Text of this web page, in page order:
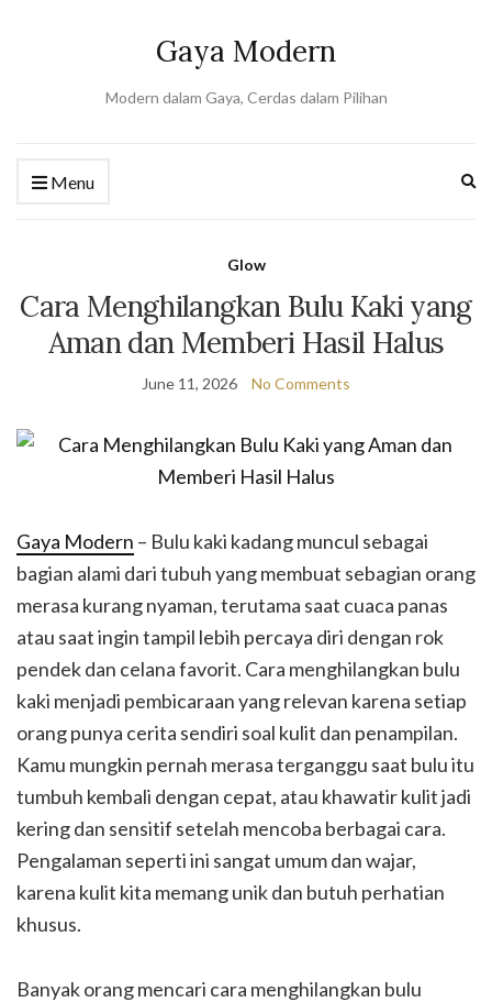
Gaya Modern
Modern dalam Gaya, Cerdas dalam Pilihan
Menu
Glow
Cara Menghilangkan Bulu Kaki yang
Aman dan Memberi Hasil Halus
June 11, 2026 No Comments
Gaya Modern – Bulu kaki kadang muncul sebagai
bagian alami dari tubuh yang membuat sebagian orang
merasa kurang nyaman, terutama saat cuaca panas
atau saat ingin tampil lebih percaya diri dengan rok
pendek dan celana favorit. Cara menghilangkan bulu
kaki menjadi pembicaraan yang relevan karena setiap
orang punya cerita sendiri soal kulit dan penampilan.
Kamu mungkin pernah merasa terganggu saat bulu itu
tumbuh kembali dengan cepat, atau khawatir kulit jadi
kering dan sensitif setelah mencoba berbagai cara.
Pengalaman seperti ini sangat umum dan wajar,
karena kulit kita memang unik dan butuh perhatian
khusus.
Banyak orang mencari cara menghilangkan bulu